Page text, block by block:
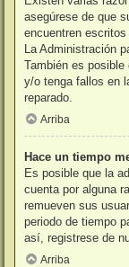
asegúrese de que
encuentren
La Administración
También es
y/o tenga fallos en
reparado.
Arriba
Hace un tiempo
Es posible que la
cuenta por alguna
remueven sus
periodo de tiempo
así, registrese de
Arriba